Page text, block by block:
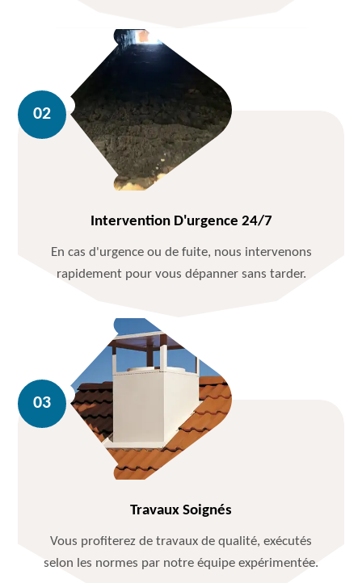
Intervention D'urgence 24/7
En cas d'urgence ou de fuite, nous intervenons
rapidement pour vous dépanner sans tarder.
Travaux Soignés
Vous profiterez de travaux de qualité, exécutés
selon les normes par notre équipe expérimentée.